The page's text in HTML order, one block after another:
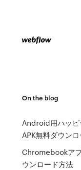
On the blog
Android用ハッピ
APK無料ダウンロ
Chromebookア
ウンロード方法